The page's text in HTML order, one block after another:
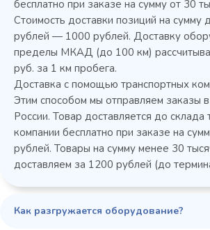
Колода разрубочная КР-
45 900 ₽
бесплатно при заказе на сумму от 30
Стоимость доставки позиций на сумму
рублей — 1000 рублей. Доставку
пределы МКАД (до 100 км)
руб. за 1 км пробега.
Доставка с помощью транспортных
Этим способом мы отправляем заказы
России. Товар доставляется до склада
компании бесплатно при заказе на
рублей. Товары на сумму менее 30
доставляем за 1200 рублей (до
Как разгружается оборудование?